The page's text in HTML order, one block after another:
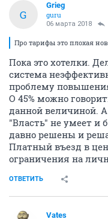
G
Grieg
guru
06 марта 2018
Про тарифы это плохая
Пока это хотелки.
система
проблему
О 45% можно
данной величиной.
"Власть" не умеет и
давно решены и
Платный въезд в
ограничения на
ОТВЕТИТЬ
Vates